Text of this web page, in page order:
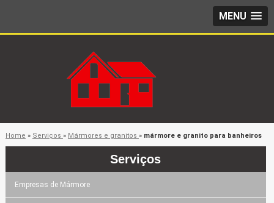
MENU
Home » Serviços » Mármores e granitos » mármore e granito para banheiros
Serviços
Empresas de Mármore